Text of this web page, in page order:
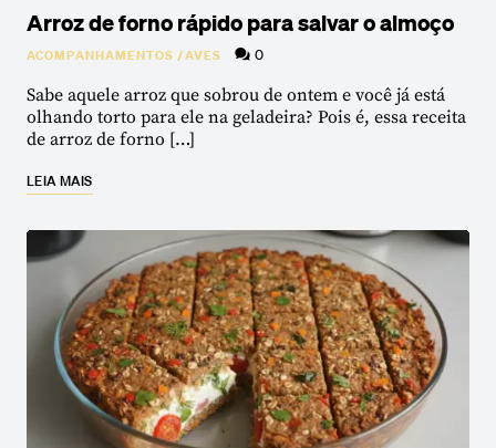
Arroz de forno rápido para salvar o almoço
ACOMPANHAMENTOS /AVES 0
Sabe aquele arroz que sobrou de ontem e você já está
olhando torto para ele na geladeira? Pois é, essa receita
de arroz de forno […]
LEIA MAIS